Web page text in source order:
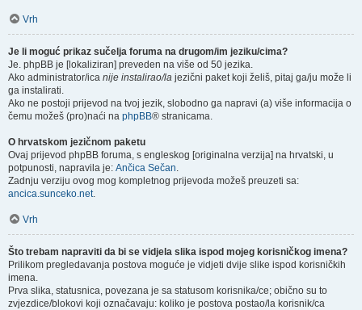
Vrh
Je li moguć prikaz sučelja foruma na drugom/im jeziku/cima?
Je. phpBB je [lokaliziran] preveden na više od 50 jezika.
Ako administrator/ica nije instalirao/la jezični paket koji želiš, pitaj ga/ju može li
ga instalirati.
Ako ne postoji prijevod na tvoj jezik, slobodno ga napravi (a) više informacija o
čemu možeš (pro)naći na phpBB® stranicama.
O hrvatskom jezičnom paketu
Ovaj prijevod phpBB foruma, s engleskog [originalna verzija] na hrvatski, u
potpunosti, napravila je: Ančica Sečan.
Zadnju verziju ovog mog kompletnog prijevoda možeš preuzeti sa:
ancica.sunceko.net.
Vrh
Što trebam napraviti da bi se vidjela slika ispod mojeg korisničkog imena?
Prilikom pregledavanja postova moguće je vidjeti dvije slike ispod korisničkih
imena.
Prva slika, statusnica, povezana je sa statusom korisnika/ce; obično su to
zvjezdice/blokovi koji označavaju: koliko je postova postao/la korisnik/ca